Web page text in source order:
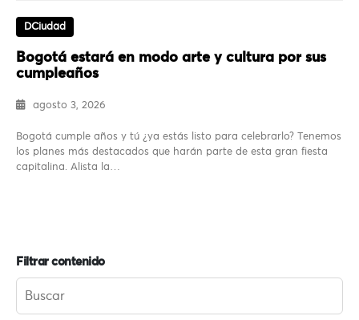
DCiudad
Bogotá estará en modo arte y cultura por sus
cumpleaños
agosto 3, 2026
Bogotá cumple años y tú ¿ya estás listo para celebrarlo? Tenemos
los planes más destacados que harán parte de esta gran fiesta
capitalina. Alista la…
Filtrar contenido